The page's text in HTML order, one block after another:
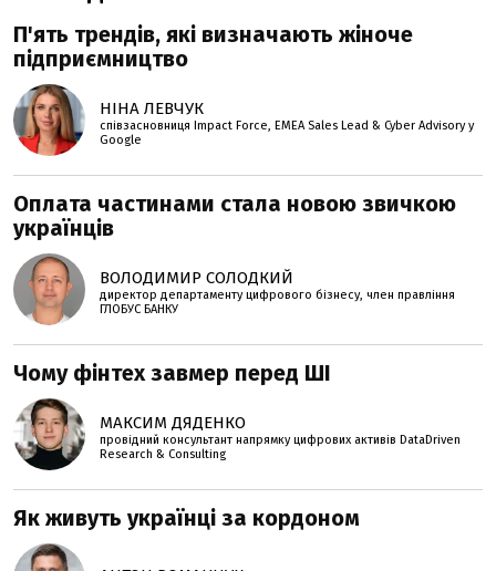
П'ять трендів, які визначають жіноче
підприємництво
НІНА ЛЕВЧУК
співзасновниця Impact Force, EMEA Sales Lead & Cyber Advisory у
Google
Оплата частинами стала новою звичкою
українців
ВОЛОДИМИР СОЛОДКИЙ
директор департаменту цифрового бізнесу, член правління
ГЛОБУС БАНКУ
Чому фінтех завмер перед ШІ
МАКСИМ ДЯДЕНКО
провідний консультант напрямку цифрових активів DataDriven
Research & Consulting
Як живуть українці за кордоном